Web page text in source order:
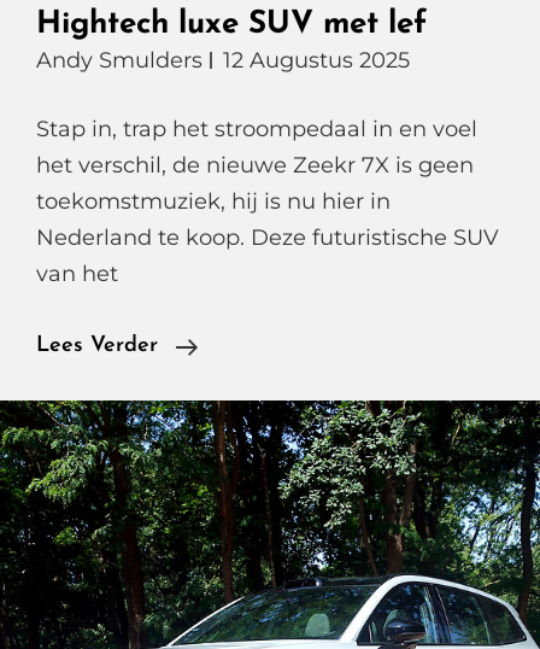
Hightech luxe SUV met lef
Andy Smulders 12 Augustus 2025
Stap in, trap het stroompedaal in en voel
het verschil, de nieuwe Zeekr 7X is geen
toekomstmuziek, hij is nu hier in
Nederland te koop. Deze futuristische SUV
van het
Lees Verder
Zeekr
Privilege
AWD
Hightech
Luxe
SUV
Met
Lef